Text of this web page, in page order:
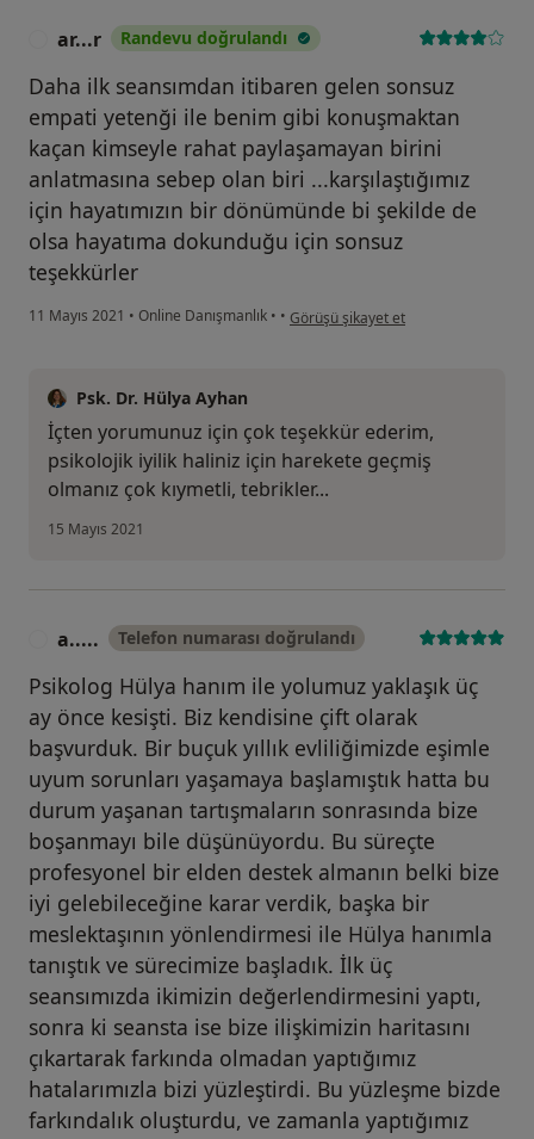
ar...r Randevu doğrulandı
Daha ilk seansımdan itibaren gelen sonsuz
empati yetenği ile benim gibi konuşmaktan
kaçan kimseyle rahat paylaşamayan birini
anlatmasına sebep olan biri ...karşılaştığımız
için hayatımızın bir dönümünde bi şekilde de
olsa hayatıma dokunduğu için sonsuz
teşekkürler
11 Mayıs 2021 • Online Danışmanlık • • kullanıcının görüşüne göre ar...r
Görüşü şikayet et
Psk. Dr. Hülya Ayhan
İçten yorumunuz için çok teşekkür ederim,
psikolojik iyilik haliniz için harekete geçmiş
olmanız çok kıymetli, tebrikler...
15 Mayıs 2021
a..... Telefon numarası doğrulandı
Psikolog Hülya hanım ile yolumuz yaklaşık üç
ay önce kesişti. Biz kendisine çift olarak
başvurduk. Bir buçuk yıllık evliliğimizde eşimle
uyum sorunları yaşamaya başlamıştık hatta bu
durum yaşanan tartışmaların sonrasında bize
boşanmayı bile düşünüyordu. Bu süreçte
profesyonel bir elden destek almanın belki bize
iyi gelebileceğine karar verdik, başka bir
meslektaşının yönlendirmesi ile Hülya hanımla
tanıştık ve sürecimize başladık. İlk üç
seansımızda ikimizin değerlendirmesini yaptı,
sonra ki seansta ise bize ilişkimizin haritasını
çıkartarak farkında olmadan yaptığımız
hatalarımızla bizi yüzleştirdi. Bu yüzleşme bizde
farkındalık oluşturdu, ve zamanla yaptığımız